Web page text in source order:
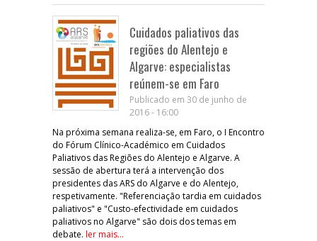
Cuidados paliativos das
regiões do Alentejo e
Algarve: especialistas
reúnem-se em Faro
Publicado em 30 de junho de
2016 - 16:00
Na próxima semana realiza-se, em Faro, o I Encontro
do Fórum Clínico-Académico em Cuidados
Paliativos das Regiões do Alentejo e Algarve. A
sessão de abertura terá a intervenção dos
presidentes das ARS do Algarve e do Alentejo,
respetivamente. "Referenciação tardia em cuidados
paliativos" e "Custo-efectividade em cuidados
paliativos no Algarve" são dois dos temas em
debate. ler mais...